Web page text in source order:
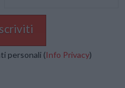
personali (Info Privacy)